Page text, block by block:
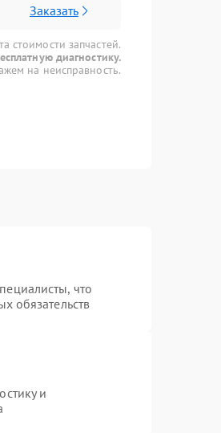
Заказать
стоимости запчастей.
диагностику.
на неисправность.
что
обязательств
и